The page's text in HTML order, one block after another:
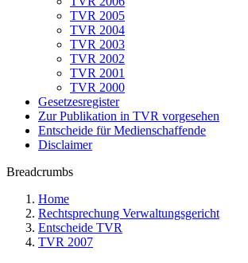
TVR 2005
TVR 2004
TVR 2003
TVR 2002
TVR 2001
TVR 2000
Gesetzesregister
Zur Publikation in TVR vorgesehen
Entscheide für Medienschaffende
Disclaimer
Breadcrumbs
Home
Rechtsprechung Verwaltungsgericht
Entscheide TVR
TVR 2007